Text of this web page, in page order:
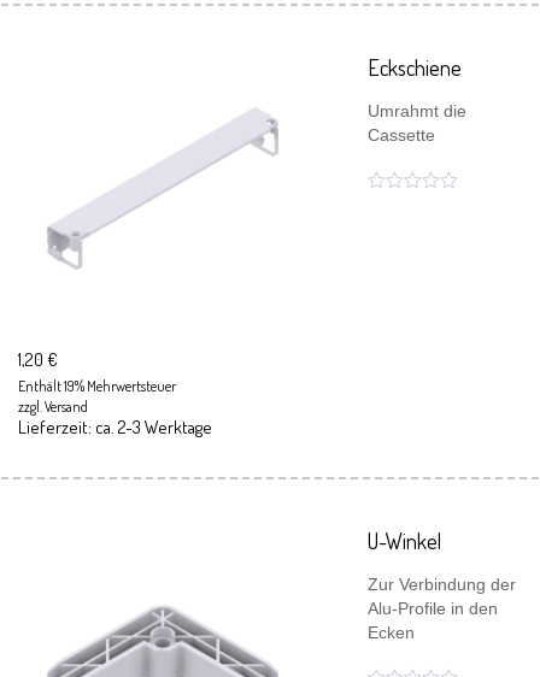
Eckschiene
Umrahmt die
Cassette
1,20 €
Enthält 19% Mehrwertsteuer
zzgl.Versand
Lieferzeit: ca. 2-3 Werktage
U-Winkel
Zur Verbindung der
Alu-Profile in den
Ecken